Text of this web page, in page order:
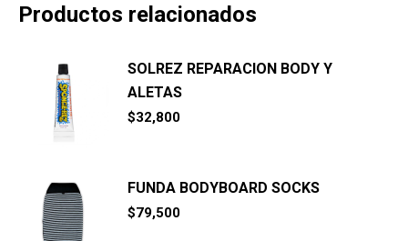
Productos relacionados
SOLREZ REPARACION BODY Y
ALETAS
$32,800
FUNDA BODYBOARD SOCKS
$79,500